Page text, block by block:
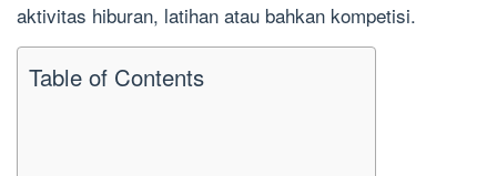
aktivitas hiburan, latihan atau bahkan kompetisi.
Table of Contents